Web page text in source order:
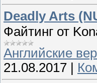
Deadly Arts
Файтинг от
Английские
21.08.2017